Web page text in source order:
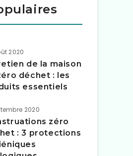
2020
de la maison
déchet : les
essentiels
2020
zéro
: 3 protections